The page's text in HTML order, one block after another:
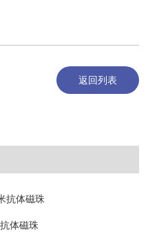
返回列表
抗体磁珠
体磁珠